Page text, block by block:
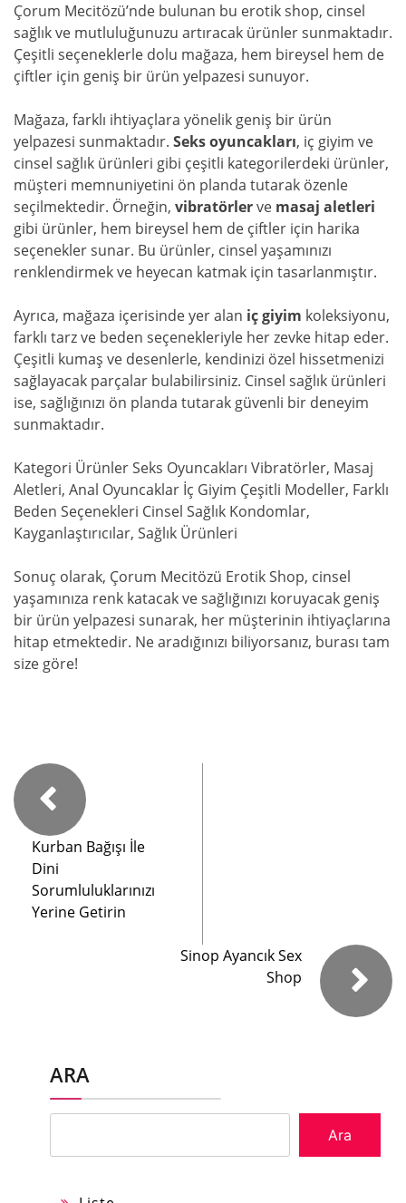
Çorum Mecitözü’nde bulunan bu erotik shop, cinsel
sağlık ve mutluluğunuzu artıracak ürünler sunmaktadır.
Çeşitli seçeneklerle dolu mağaza, hem bireysel hem de
çiftler için geniş bir ürün yelpazesi sunuyor.
Mağaza, farklı ihtiyaçlara yönelik geniş bir ürün
yelpazesi sunmaktadır. Seks oyuncakları, iç giyim ve
cinsel sağlık ürünleri gibi çeşitli kategorilerdeki ürünler,
müşteri memnuniyetini ön planda tutarak özenle
seçilmektedir. Örneğin, vibratörlerve masaj aletleri
gibi ürünler, hem bireysel hem de çiftler için harika
seçenekler sunar. Bu ürünler, cinsel yaşamınızı
renklendirmek ve heyecan katmak için tasarlanmıştır.
Ayrıca, mağaza içerisinde yer alan iç giyim koleksiyonu,
farklı tarz ve beden seçenekleriyle her zevke hitap eder.
Çeşitli kumaş ve desenlerle, kendinizi özel hissetmenizi
sağlayacak parçalar bulabilirsiniz. Cinsel sağlık ürünleri
ise, sağlığınızı ön planda tutarak güvenli bir deneyim
sunmaktadır.
Kategori Ürünler Seks Oyuncakları Vibratörler, Masaj
Aletleri, Anal Oyuncaklar İç Giyim Çeşitli Modeller, Farklı
Beden Seçenekleri Cinsel Sağlık Kondomlar,
Kayganlaştırıcılar, Sağlık Ürünleri
Sonuç olarak, Çorum Mecitözü Erotik Shop, cinsel
yaşamınıza renk katacak ve sağlığınızı koruyacak geniş
bir ürün yelpazesi sunarak, her müşterinin ihtiyaçlarına
hitap etmektedir. Ne aradığınızı biliyorsanız, burası tam
size göre!
Kurban Bağışı İle
Dini
Sorumluluklarınızı
Yerine Getirin
Sinop Ayancık Sex
Shop
ARA
Ara